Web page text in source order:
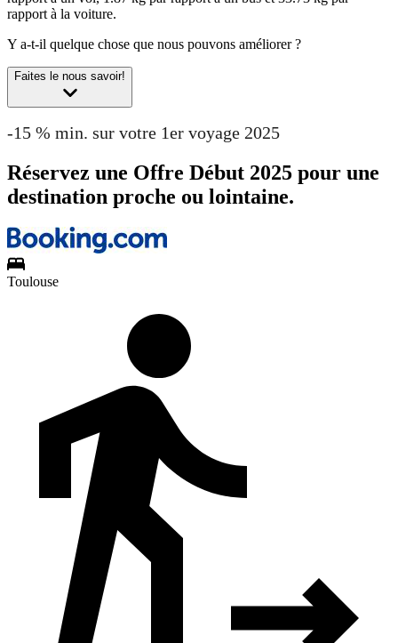
rapport à la voiture.
Y a-t-il quelque chose que nous pouvons améliorer ?
Faites le nous savoir!
-15 % min. sur votre 1er voyage 2025
Réservez une Offre Début 2025 pour une
destination proche ou lointaine.
Toulouse